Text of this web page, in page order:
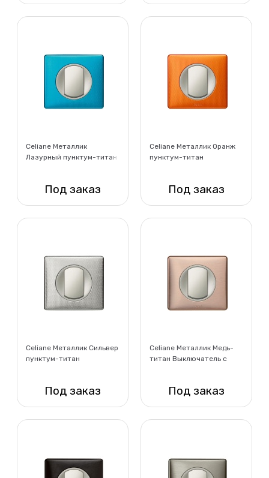
Нет в наличии
Нет в наличии
Celiane Металлик
Лазурный пунктум-титан
Под заказ
Нет в наличии
Celiane Металлик Оранж
пунктум-титан
Под заказ
Нет в наличии
Celiane Металлик Сильвер
пунктум-титан
Под заказ
Нет в наличии
Celiane Металлик Медь-
титан Выключатель с
Под заказ
Нет в наличии